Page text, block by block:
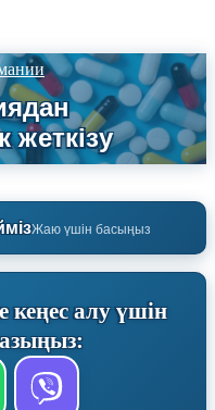
Жаю үшін басыңыз
кеңес алу үшін